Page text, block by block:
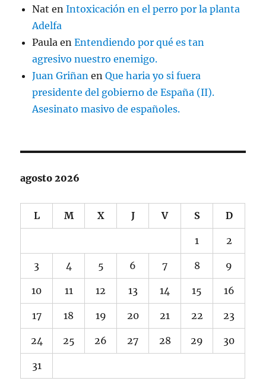
Nat enIntoxicación en el perro por la planta
Adelfa
Paula enEntendiendo por qué es tan
agresivo nuestro enemigo.
Juan Griñan enQue haria yo si fuera
presidente del gobierno de España (II).
Asesinato masivo de españoles.
agosto 2026
L M X J V S D
1 2
3 4 5 6 7 8 9
10 11 12 13 14 15 16
17 18 19 20 21 22 23
24 25 26 27 28 29 30
31